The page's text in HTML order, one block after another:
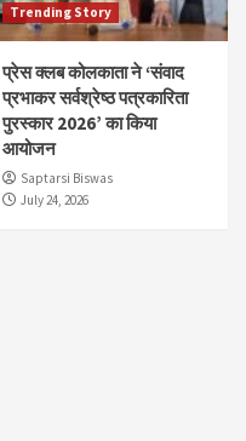
Trending Story
प्रेस क्लब कोलकाता ने ‘संवाद
प्रभाकर सर्वश्रेष्ठ पत्रकारिता
पुरस्कार 2026’ का किया
आयोजन
Saptarsi Biswas
July 24, 2026